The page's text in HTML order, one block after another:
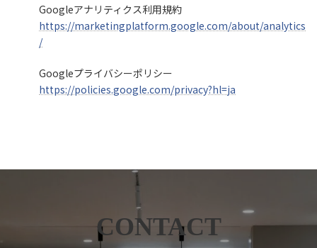
Googleアナリティクス利用規約
https://marketingplatform.google.com/about/analytics
/
Googleプライバシーポリシー
https://policies.google.com/privacy?hl=ja
CONTACT